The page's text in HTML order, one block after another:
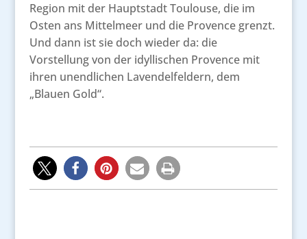
Region mit der Hauptstadt Toulouse, die im
Osten ans Mittelmeer und die Provence grenzt.
Und dann ist sie doch wieder da: die
Vorstellung von der idyllischen Provence mit
ihren unendlichen Lavendelfeldern, dem
„Blauen Gold“.